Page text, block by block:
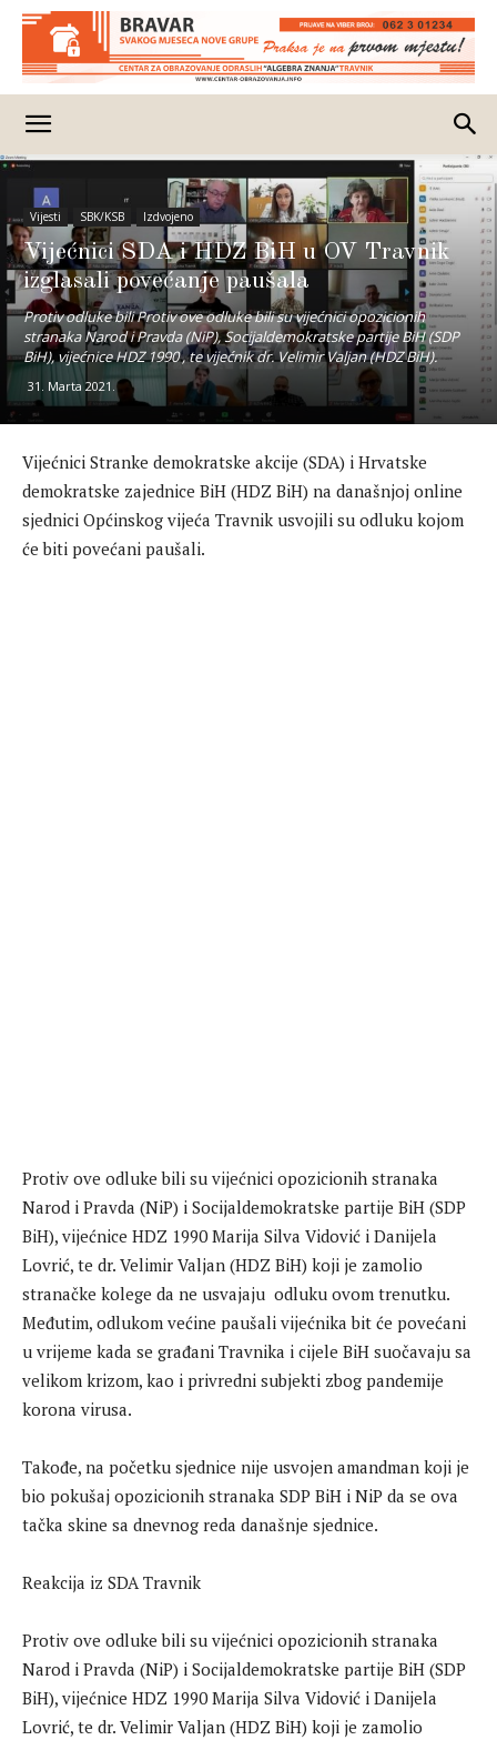
Vijesti SBK/KSB Izdvojeno
Vijećnici SDA i HDZ BiH u OV Travnik
izglasali povećanje paušala
Protiv odluke bili Protiv ove odluke bili su vijećnici opozicionih
stranaka Narod i Pravda (NiP), Socijaldemokratske partije BiH (SDP
BiH), vijećnice HDZ 1990 , te vijećnik dr. Velimir Valjan (HDZ BiH).
31. Marta 2021.
Vijećnici Stranke demokratske akcije (SDA) i Hrvatske
demokratske zajednice BiH (HDZ BiH) na današnjoj online
sjednici Općinskog vijeća Travnik usvojili su odluku kojom
će biti povećani paušali.
Protiv ove odluke bili su vijećnici opozicionih stranaka
Narod i Pravda (NiP) i Socijaldemokratske partije BiH (SDP
BiH), vijećnice HDZ 1990 Marija Silva Vidović i Danijela
Lovrić, te dr. Velimir Valjan (HDZ BiH) koji je zamolio
stranačke kolege da ne usvajaju odluku ovom trenutku.
Međutim, odlukom većine paušali vijećnika bit će povećani
u vrijeme kada se građani Travnika i cijele BiH suočavaju sa
velikom krizom, kao i privredni subjekti zbog pandemije
korona virusa.
Takođe, na početku sjednice nije usvojen amandman koji je
bio pokušaj opozicionih stranaka SDP BiH i NiP da se ova
tačka skine sa dnevnog reda današnje sjednice.
Reakcija iz SDA Travnik
Protiv ove odluke bili su vijećnici opozicionih stranaka
Narod i Pravda (NiP) i Socijaldemokratske partije BiH (SDP
BiH), vijećnice HDZ 1990 Marija Silva Vidović i Danijela
Lovrić, te dr. Velimir Valjan (HDZ BiH) koji je zamolio